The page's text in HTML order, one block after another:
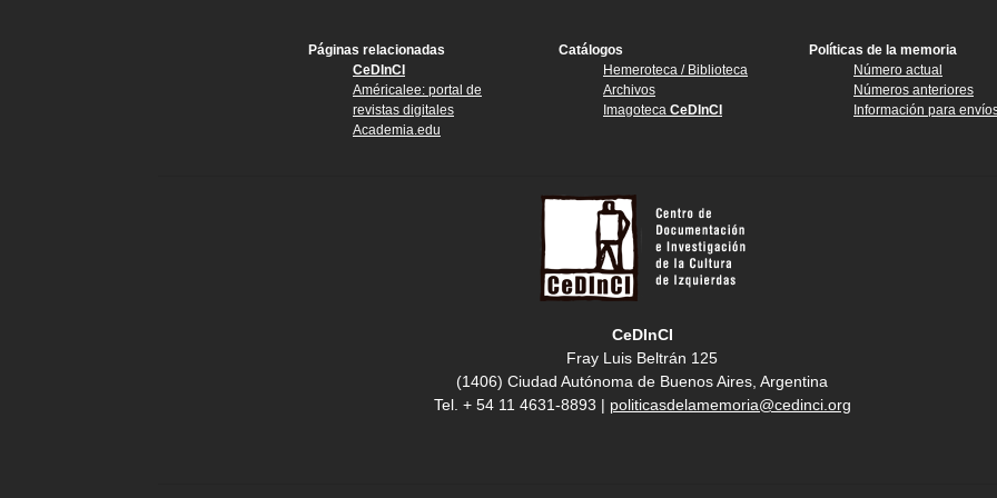
Páginas relacionadas
CeDInCI
Américalee: portal de
revistas digitales
Academia.edu
Catálogos
Hemeroteca / Biblioteca
Archivos
Imagoteca CeDInCI
Políticas de la memoria
Número actual
Números anteriores
Información para
CeDInCI
Fray Luis Beltrán 125
(1406) Ciudad Autónoma de Buenos Aires, Argentina
Tel. + 54 11 4631-8893 | politicasdelamemoria@cedinci.org